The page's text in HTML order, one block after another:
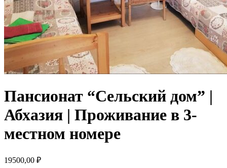
Пансионат “Сельский дом” |
Абхазия | Проживание в 3-
местном номере
19500,00 ₽